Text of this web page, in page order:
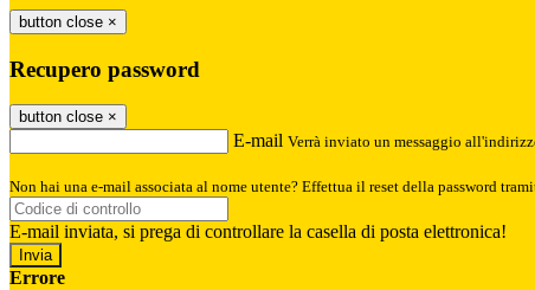
button close ×
Recupero password
button close ×
E-mail Verrà inviato un messaggio
Non hai una e-mail associata al nome utente? Effettua il reset della password
E-mail inviata, si prega di controllare la casella di posta elettronica!
Errore